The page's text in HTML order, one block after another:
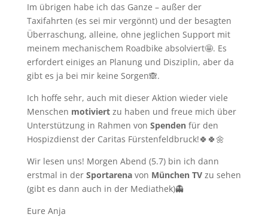
Im übrigen habe ich das Ganze – außer der
Taxifahrten (es sei mir vergönnt) und der besagten
Überraschung, alleine, ohne jeglichen Support mit
meinem mechanischem Roadbike absolviert🤩. Es
erfordert einiges an Planung und Disziplin, aber da
gibt es ja bei mir keine Sorgen🙈.
Ich hoffe sehr, auch mit dieser Aktion wieder viele
Menschen motiviertzu haben und freue mich über
Unterstützung in Rahmen von Spendenfür den
Hospizdienst der Caritas Fürstenfeldbruck!🍀🍀🌼
Wir lesen uns! Morgen Abend (5.7) bin ich dann
erstmal in der Sportarenavon München TVzu sehen
(gibt es dann auch in der Mediathek)👻
Eure Anja